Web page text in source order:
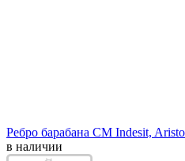
Ребро барабана СМ Indesit,
в наличии